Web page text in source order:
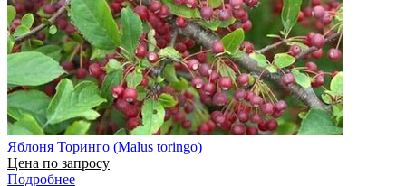
Яблоня Торинго (Malus toringo)
Цена по запросу
Подробнее